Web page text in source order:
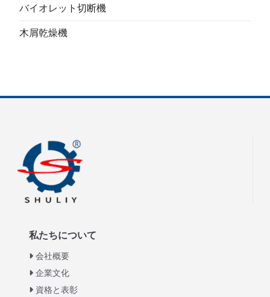
バイオレット切断機
木屑乾燥機
私たちについて
会社概要
企業文化
資格と表彰